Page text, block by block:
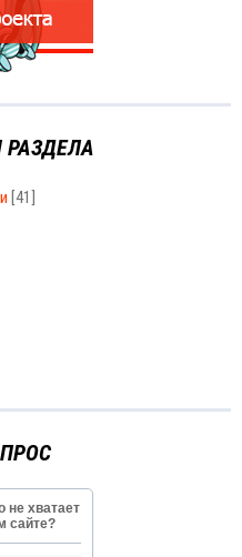
РАЗДЕЛА
[41]
не хватает
сайте?